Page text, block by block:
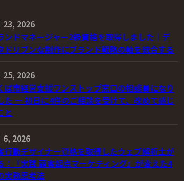
23, 2026
ンドマネージャー2級資格を取得しました｜デ
ドリブンな制作にブランド戦略の軸を統合する
25, 2026
ば市経営支援ワンストップ窓口の相談員になり
た ― 初日に4件のご相談を受けて、改めて感じ
と
6, 2026
行動デザイナー資格を取得したウェブ解析士が
：『実践 顧客起点マーケティング』が変えた4
実務思考法